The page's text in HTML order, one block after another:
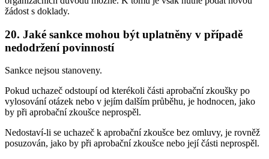
žádost s doklady.
20. Jaké sankce mohou být uplatněny v případě
nedodržení povinností
Sankce nejsou stanoveny.
Pokud uchazeč odstoupí od kterékoli části aprobační zkoušky po
vylosování otázek nebo v jejím dalším průběhu, je hodnocen, jako
by při aprobační zkoušce neprospěl.
Nedostaví-li se uchazeč k aprobační zkoušce bez omluvy, je rovněž
posuzován, jako by při aprobační zkoušce nebo její části neprospěl.